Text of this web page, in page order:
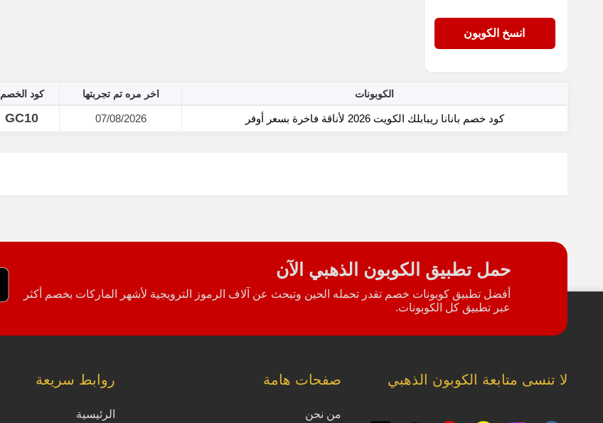
GC10انسخ الكوبون
الكوبونات اخر مره تم تجربتها كود الخصم
كود خصم بانانا ريبابلك الكويت 2026 لأناقة فاخرة بسعر أوفر 07/08/2026
GC10
حمل تطبيق الكوبون الذهبي الآن
أفضل تطبيق كوبونات خصم تقدر تحمله الحين وتبحث عن آلاف الرموز الترويجية لأشهر الماركات بخصم أكثر
عبر تطبيق كل الكوبونات.
لا تنسى متابعة الكوبون الذهبي صفحات هامة
من نحن
روابط سريعة
الرئيسية